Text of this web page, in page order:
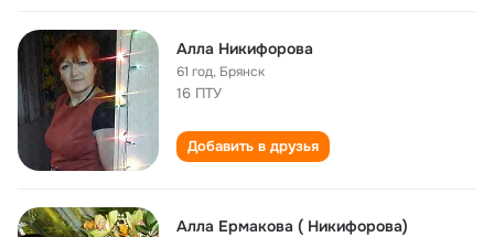
Алла Никифорова
61 год, Брянск
16 ПТУ
Добавить в друзья
Алла Ермакова ( Никифорова)